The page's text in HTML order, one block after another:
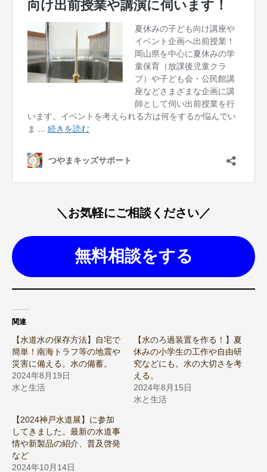
＼お気軽にご相談ください／
無料相談をする
関連
【水道水の保存方法】自宅で
簡単！南海トラフ等の地震や
災害に備える。水の備蓄。
2024年8月19日
水と生活
【水のろ過装置を作る！】夏
休みの小学生の工作や自由研
究などにも。水の大切さを考
える。
2024年8月15日
水と生活
【2024神戸水道展】に参加
してきました。最新の水道事
情や新製品の紹介、普及啓発
など
2024年10月14日